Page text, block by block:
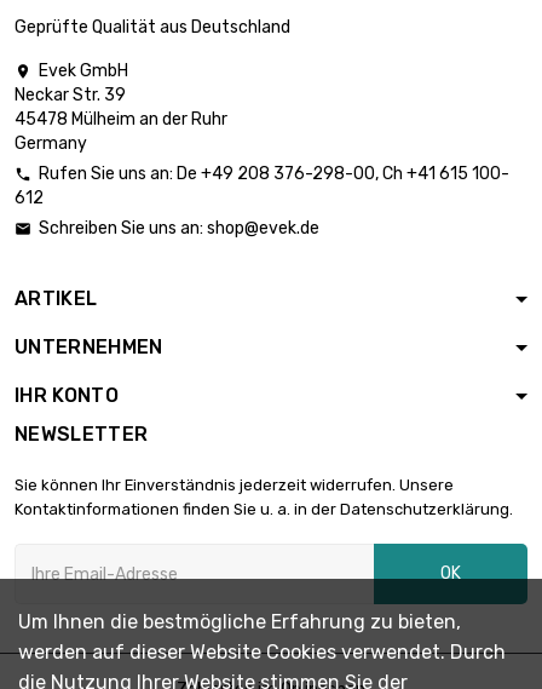
Länge : 0.02 Meter
Durchmesser : 4mm
Durchmesser : 4mm
3,22 €
Durchmesser : 4mm
Länge : 0.2 Meter
Durchmesser : 4mm
Länge : 0.4 Meter
14,85 €
Geprüfte Qualität aus Deutschland

Evek GmbH
Neckar Str. 39
45478 Mülheim an der Ruhr
Germany
 Rufen Sie uns an: De +49 208 376-298-00, Ch +41 615 100-
612
 Schreiben Sie uns an: shop@evek.de
ARTIKEL
UNTERNEHMEN
IHR KONTO
NEWSLETTER
Sie können Ihr Einverständnis jederzeit widerrufen. Unsere
Kontaktinformationen finden Sie u. a. in der Datenschutzerklärung.
OK
Um Ihnen die bestmögliche Erfahrung zu bieten,
werden auf dieser Website Cookies verwendet. Durch
die Nutzung Ihrer Website stimmen Sie der